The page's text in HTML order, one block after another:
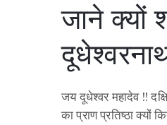
जाने क्यों
जय दूधेश्वर महादेव !!
का प्राण प्रतिष्ठा